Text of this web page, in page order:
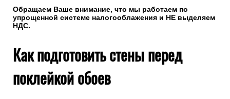
Обращаем Ваше внимание, что мы работаем по
упрощенной системе налогооблажения и НЕ выделяем
НДС.
Как подготовить стены перед
поклейкой обоев